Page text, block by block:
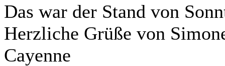
Das war der Stand von
Herzliche Grüße von
Cayenne